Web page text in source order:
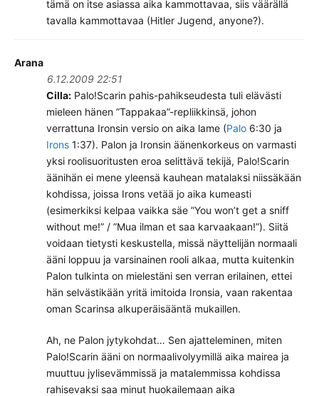
tämä on itse asiassa aika kammottavaa, siis väärällä
tavalla kammottavaa (Hitler Jugend, anyone?).
Arana
6.12.2009 22:51
Cilla: Palo!Scarin pahis-pahikseudesta tuli elävästi
mieleen hänen ”Tappakaa”-repliikkinsä, johon
verrattuna Ironsin versio on aika lame (Palo 6:30 ja
Irons 1:37). Palon ja Ironsin äänenkorkeus on varmasti
yksi roolisuoritusten eroa selittävä tekijä, Palo!Scarin
äänihän ei mene yleensä kauhean matalaksi niissäkään
kohdissa, joissa Irons vetää jo aika kumeasti
(esimerkiksi kelpaa vaikka säe ”You won’t get a sniff
without me!” / ”Mua ilman et saa karvaakaan!”). Siitä
voidaan tietysti keskustella, missä näyttelijän normaali
ääni loppuu ja varsinainen rooli alkaa, mutta kuitenkin
Palon tulkinta on mielestäni sen verran erilainen, ettei
hän selvästikään yritä imitoida Ironsia, vaan rakentaa
oman Scarinsa alkuperäisääntä mukaillen.
Ah, ne Palon jytykohdat… Sen ajatteleminen, miten
Palo!Scarin ääni on normaalivolyymillä aika mairea ja
muuttuu jylisevämmissä ja matalemmissa kohdissa
rahisevaksi saa minut huokailemaan aika